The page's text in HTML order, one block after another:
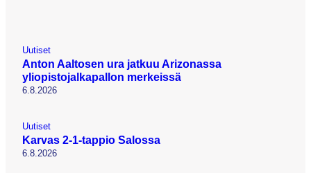
Uutiset
Anton Aaltosen ura jatkuu Arizonassa
yliopistojalkapallon merkeissä
6.8.2026
Uutiset
Karvas 2-1-tappio Salossa
6.8.2026